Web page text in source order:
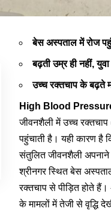
बेस अस्पताल में रोज
बढ़ती उम्र ही नहीं,
उच्च रक्तचाप के बढ़ते
High Blood
जीवनशैली में उच्च रक्तचाप
पहुंचाती है। यही कारण है
संतुलित जीवनशैली
श्रीनगर स्थित बेस
रक्तचाप से पीड़ित होते
के मामलों में तेजी से वृद्धि